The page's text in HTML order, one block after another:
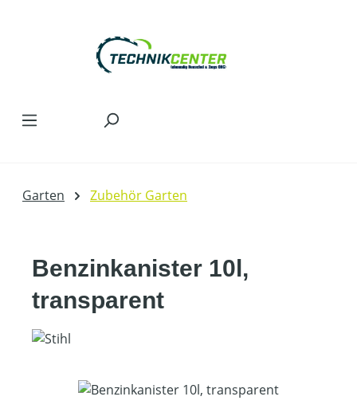
Garten Zubehör Garten
Benzinkanister 10l,
transparent
Bildergalerie überspringen